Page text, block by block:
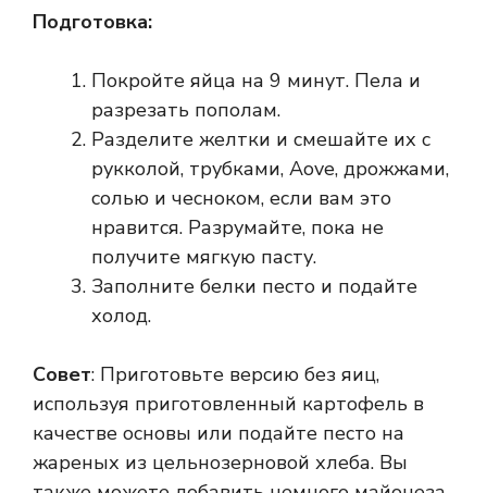
Подготовка:
Покройте яйца на 9 минут. Пела и
разрезать пополам.
Разделите желтки и смешайте их с
рукколой, трубками, Aove, дрожжами,
солью и чесноком, если вам это
нравится. Разрумайте, пока не
получите мягкую пасту.
Заполните белки песто и подайте
холод.
Совет: Приготовьте версию без яиц,
используя приготовленный картофель в
качестве основы или подайте песто на
жареных из цельнозерновой хлеба. Вы